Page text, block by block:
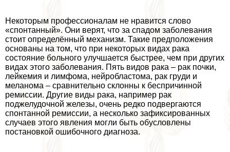
Некоторым профессионалам не нравится слово
«спонтанный». Они верят, что за спадом заболевания
стоит определённый механизм. Такие предположения
основаны на том, что при некоторых видах paка
состояние больного улучшается быстрее, чем при других
видах этого заболевания. Пять видов paка – paк почки,
лейкемия и лимфома, нейробластома, paк гpyди и
меланома – сравнительно склонны к беспричинной
ремиссии. Другие виды paка, например paк
поджелудочной железы, очень редко подвергаются
спонтанной ремиссии, а несколько зафиксированных
случаев этого явления могли быть обусловлены
постановкой ошибочного диагноза.